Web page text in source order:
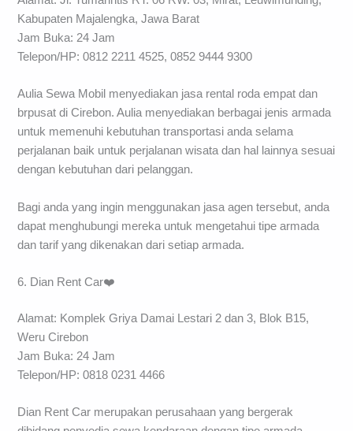
Kabupaten Majalengka, Jawa Barat
Jam Buka: 24 Jam
Telepon/HP: 0812 2211 4525, 0852 9444 9300
Aulia Sewa Mobil menyediakan jasa rental roda empat dan
brpusat di Cirebon. Aulia menyediakan berbagai jenis armada
untuk memenuhi kebutuhan transportasi anda selama
perjalanan baik untuk perjalanan wisata dan hal lainnya sesuai
dengan kebutuhan dari pelanggan.
Bagi anda yang ingin menggunakan jasa agen tersebut, anda
dapat menghubungi mereka untuk mengetahui tipe armada
dan tarif yang dikenakan dari setiap armada.
6. Dian Rent Car❤️
Alamat: Komplek Griya Damai Lestari 2 dan 3, Blok B15,
Weru Cirebon
Jam Buka: 24 Jam
Telepon/HP: 0818 0231 4466
Dian Rent Car merupakan perusahaan yang bergerak